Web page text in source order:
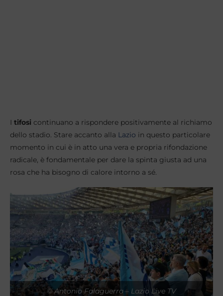
I tifosi continuano a rispondere positivamente al richiamo
dello stadio. Stare accanto alla Lazio in questo particolare
momento in cui è in atto una vera e propria rifondazione
radicale, è fondamentale per dare la spinta giusta ad una
rosa che ha bisogno di calore intorno a sé.
© Antonio Falaguerra – Lazio Live TV